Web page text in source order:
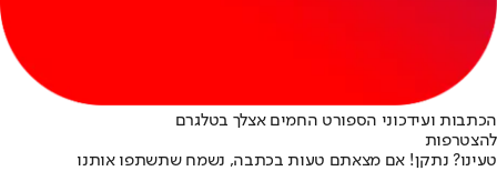
הכתבות ועידכוני הספורט החמים אצלך בטלגרם
להצטרפות
טעינו? נתקן! אם מצאתם טעות בכתבה, נשמח שתשתפו אותנו